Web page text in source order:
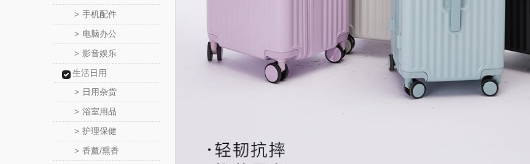
> 手机配件
> 电脑办公
> 影音娱乐
生活日用
> 日用杂货
> 浴室用品
> 护理保健
> 香薰/熏香